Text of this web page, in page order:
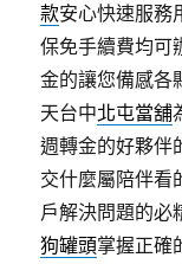
款安心快速服務
保免手續費均可
金的讓您備感各
天台中北屯當舖
週轉金的好夥伴
交什麼屬陪伴看
戶解決問題的必
狗罐頭掌握正確